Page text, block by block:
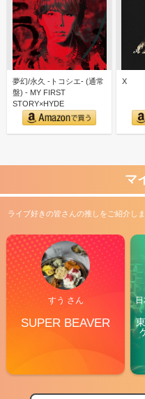
夢幻/永久 -トコシエ- (通常
盤) - MY FIRST
STORY×HYDE
X
マ
ライブ好きの皆さんの推しをご紹介しま
すう さん
SUPER BEAVER
日